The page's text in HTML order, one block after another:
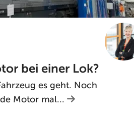
bei einer Lok?
es geht. Noch
Motor mal...